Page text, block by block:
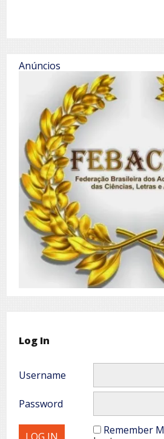
Anúncios
Log In
Username
Password
Remember